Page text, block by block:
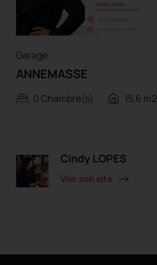
Garage
ANNEMASSE
0 Chambre(s) 15,6 m2
Cindy LOPES
Voir son site